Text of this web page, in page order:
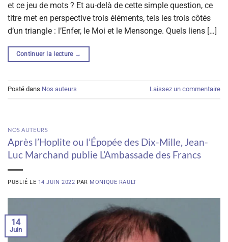
et ce jeu de mots ? Et au-delà de cette simple question, ce
titre met en perspective trois éléments, tels les trois côtés
d’un triangle : l’Enfer, le Moi et le Mensonge. Quels liens […]
Continuer la lecture →
Posté dans Nos auteurs Laissez un commentaire
NOS AUTEURS
Après l’Hoplite ou l’Épopée des Dix-Mille, Jean-
Luc Marchand publie L’Ambassade des Francs
PUBLIÉ LE 14 JUIN 2022 PAR MONIQUE RAULT
14
Juin